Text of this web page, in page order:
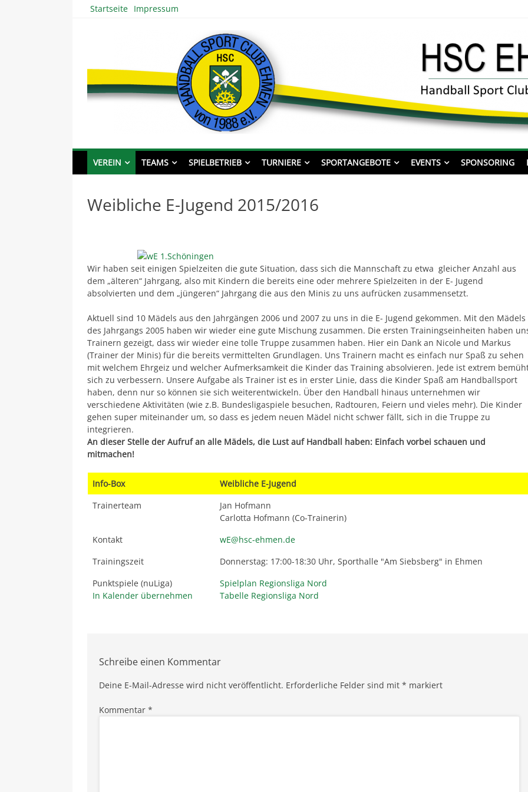
Startseite Impressum
HSC EHMEN – Handball Sport Club Ehmen von
VEREIN TEAMS SPIELBETRIEB TURNIERE SPORTANGEBOTE EVENTS SPONSORING
Weibliche E-Jugend 2015/2016
Wir haben seit einigen Spielzeiten die gute Situation, dass sich die Mannschaft zu etwa gleicher Anzahl aus
dem „älteren“ Jahrgang, also mit Kindern die bereits eine oder mehrere Spielzeiten in der E- Jugend
absolvierten und dem „jüngeren“ Jahrgang die aus den Minis zu uns aufrücken zusammensetzt.
Aktuell sind 10 Mädels aus den Jahrgängen 2006 und 2007 zu uns in die E- Jugend gekommen. Mit den Mädels
des Jahrgangs 2005 haben wir wieder eine gute Mischung zusammen. Die ersten Trainingseinheiten haben
Trainern gezeigt, dass wir wieder eine tolle Truppe zusammen haben. Hier ein Dank an Nicole und Markus
(Trainer der Minis) für die bereits vermittelten Grundlagen. Uns Trainern macht es einfach nur Spaß zu sehen
mit welchem Ehrgeiz und welcher Aufmerksamkeit die Kinder das Training absolvieren. Jede ist extrem
sich zu verbessern. Unsere Aufgabe als Trainer ist es in erster Linie, dass die Kinder Spaß am Handballsport
haben, denn nur so können sie sich weiterentwickeln. Über den Handball hinaus unternehmen wir
verschiedene Aktivitäten (wie z.B. Bundesligaspiele besuchen, Radtouren, Feiern und vieles mehr). Die Kinder
gehen super miteinander um, so dass es jedem neuen Mädel nicht schwer fällt, sich in die Truppe zu
integrieren.
An dieser Stelle der Aufruf an alle Mädels, die Lust auf Handball haben: Einfach vorbei schauen und
mitmachen!
Info-Box
Weibliche E-Jugend
Trainerteam
Jan Hofmann
Carlotta Hofmann (Co-Trainerin)
Kontakt
wE@hsc-ehmen.de
Trainingszeit
Donnerstag: 17:00-18:30 Uhr, Sporthalle "Am Siebsberg" in Ehmen
Punktspiele (nuLiga)
In Kalender übernehmen
Spielplan Regionsliga Nord
Tabelle Regionsliga Nord
Schreibe einen Kommentar
Deine E-Mail-Adresse wird nicht veröffentlicht. Erforderliche Felder sind mit* markiert
Kommentar*